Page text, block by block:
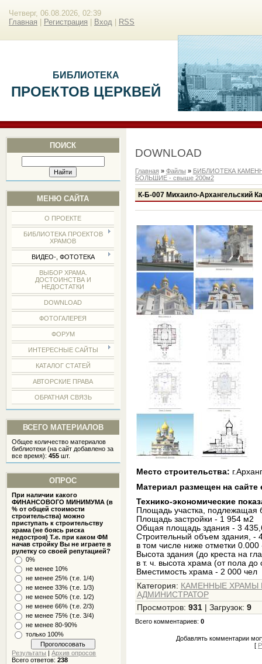
Четверг, 06.08.2026, 02:39
Главная
Регистрация Вход RSS
БИБЛИОТЕКА
ПРОЕКТОВ ЦЕРКВЕЙ
ПОИСК
МЕНЮ САЙТА
О ПРОЕКТЕ
БИБЛИОТЕКА ПРОЕКТОВ
ХРАМОВ
ВИДЕО-, ФОТОТЕКА
ВЫБОР ХРАМА.
ДОСТОИНСТВА И
НЕДОСТАТКИ
DOWNLOAD
ФОТОГАЛЕРЕЯ
ФОРУМ
ИНТЕРЕСНЫЕ САЙТЫ
КАТАЛОГ СТАТЕЙ
АВТОРСКИЕ ПРАВА
ОБРАТНАЯ СВЯЗЬ
ВСЕГО МАТЕРИАЛОВ
Общее количество материалов
библиотеки (на сайт добавлено за
все время):455 шт.
ОПРОС
При наличии какого
ФИНАНСОВОГО МИНИМУМА (в
% от общей стоимости
строительства) можно
приступать к строительству
храма (не боясь риска
недостроя) Т.е. при каком ФМ
начав стройку Вы не играете в
рулетку со своей репутацией?
0%
не менее 10%
не менее 25% (т.е. 1/4)
не менее 33% (т.е. 1/3)
не менее 50% (т.е. 1/2)
не менее 66% (т.е. 2/3)
не менее 75% (т.е. 3/4)
не менее 80-90%
только 100%
Результаты |Архив опросов
Всего ответов:238
DOWNLOAD
Главная » Файлы » БИБЛИОТЕКА
БОЛЬШИЕ - свыше 200м2
К-Б-007 Михаило-Архангельский
Место строительства:
Материал размещен на сайте
Технико-экономические
Площадь участка, подлежащая
Площадь застройки - 1 954 м2
Общая площадь здания - 3
Строительный объем здания, -
в том числе ниже отметки
Высота здания (до креста на
в т. ч. высота храма (от пола
Вместимость храма - 2 000 чел
Категория: КАМЕННЫЕ ХРАМЫ
АДМИНИСТРАТОР
Просмотров: 931| Загрузок: 9
Всего комментариев: 0
Добавлять комментарии
[